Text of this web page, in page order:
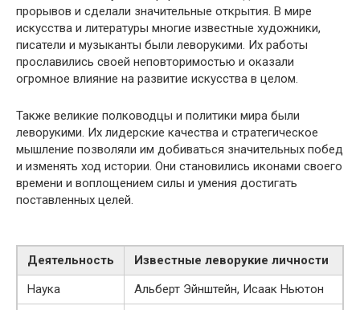
прорывов и сделали значительные открытия. В мире
искусства и литературы многие известные художники,
писатели и музыканты были леворукими. Их работы
прославились своей неповторимостью и оказали
огромное влияние на развитие искусства в целом.
Также великие полководцы и политики мира были
леворукими. Их лидерские качества и стратегическое
мышление позволяли им добиваться значительных побед
и изменять ход истории. Они становились иконами своего
времени и воплощением силы и умения достигать
поставленных целей.
Деятельность
Известные леворукие личности
Наука
Альберт Эйнштейн, Исаак Ньютон